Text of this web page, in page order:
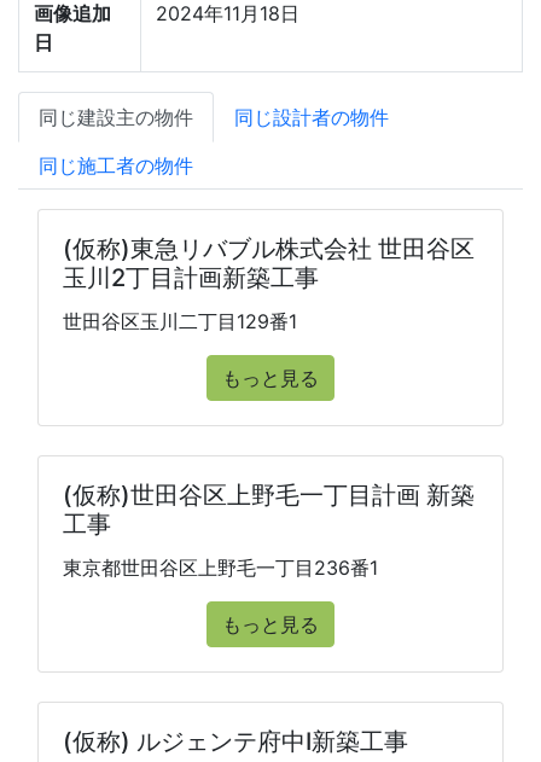
画像追加
日
2024年11月18日
同じ建設主の物件
同じ設計者の物件
同じ施工者の物件
(仮称)東急リバブル株式会社 世田谷区
玉川2丁目計画新築工事
世田谷区玉川二丁目129番1
もっと見る
(仮称)世田谷区上野毛一丁目計画 新築
工事
東京都世田谷区上野毛一丁目236番1
もっと見る
(仮称) ルジェンテ府中I新築工事